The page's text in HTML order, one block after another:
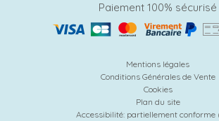
Paiement 100% sécurisé
Mentions légales
Conditions Générales de Vente
Cookies
Plan du site
Accessibilité: partiellement conforme